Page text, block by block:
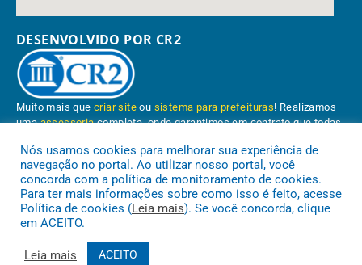
DESENVOLVIDO POR CR2
Muito mais quecriar site ou sistema para prefeituras! Realizamos
umaassessoriacompleta, onde garantimos em contrato que todas
Conheça oPNTP e oRadar da Transparência Pública
Nós usamos cookies para melhorar sua experiência de
navegação no portal. Ao utilizar nosso portal, você
concorda com a política de monitoramento de cookies.
Para ter mais informações sobre como isso é feito, acesse
Política de cookies (Leia mais). Se você concorda, clique
em ACEITO.
Leia mais ACEITO